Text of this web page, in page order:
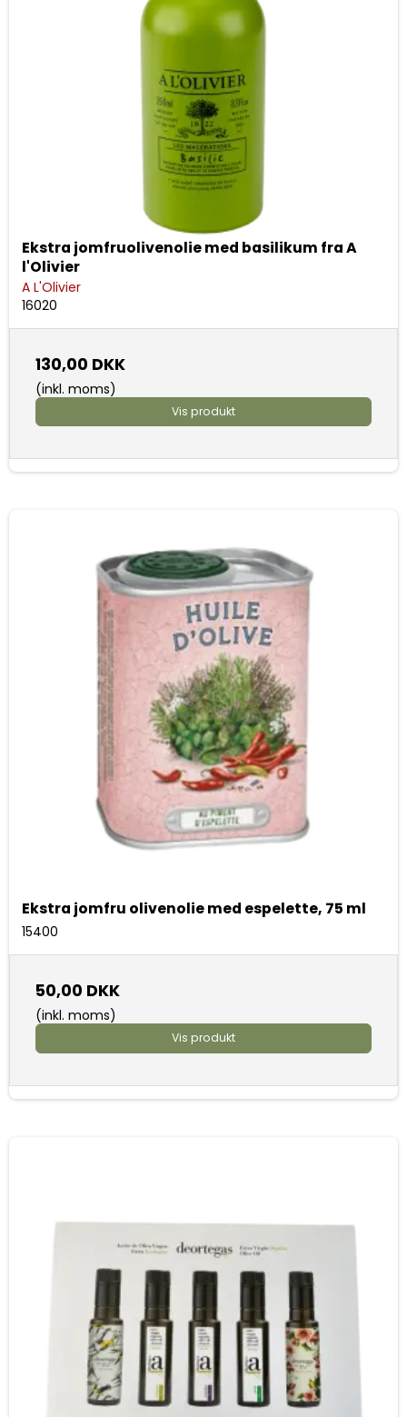
Ekstra jomfruolivenolie med basilikum fra A
l'Olivier
A L'Olivier
16020
130,00 DKK
(inkl. moms)
Vis produkt
Ekstra jomfru olivenolie med espelette, 75 ml
15400
50,00 DKK
(inkl. moms)
Vis produkt